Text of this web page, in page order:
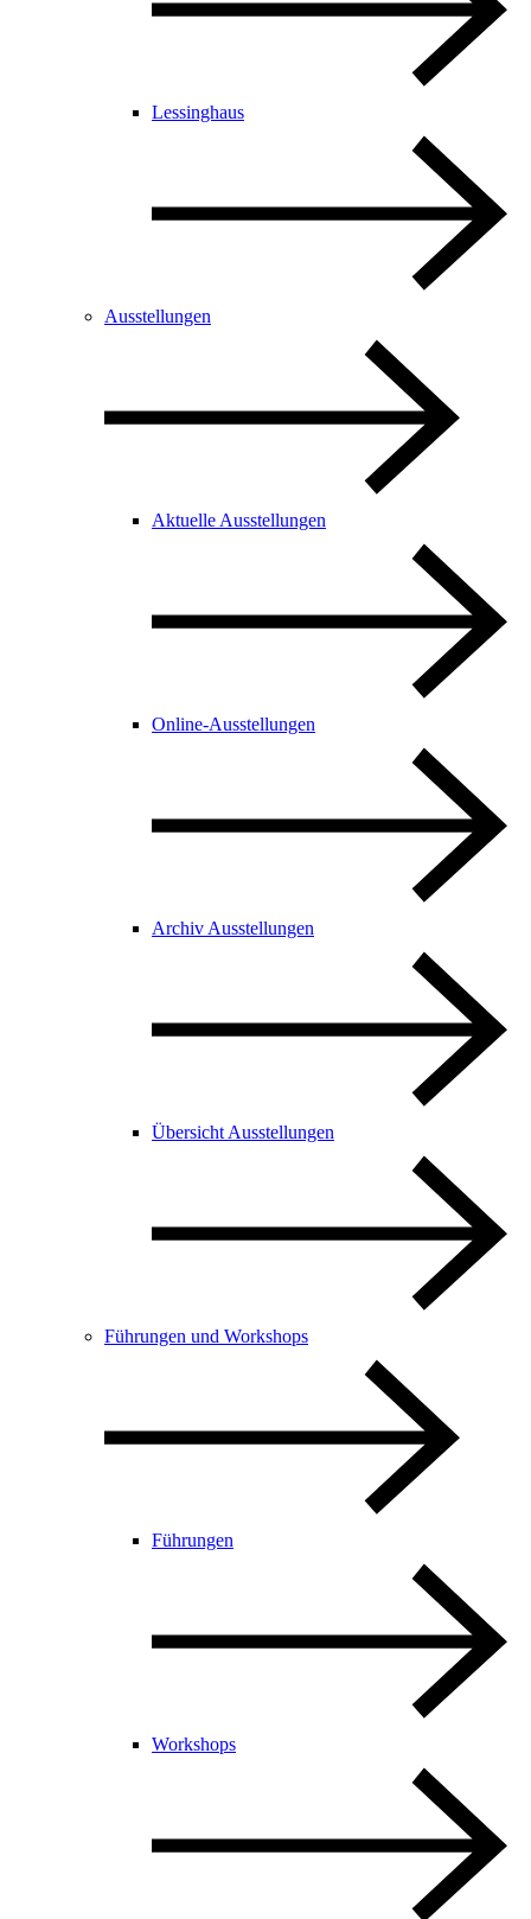
Lessinghaus
Ausstellungen
Aktuelle Ausstellungen
Online-Ausstellungen
Archiv Ausstellungen
Übersicht Ausstellungen
Führungen und Workshops
Führungen
Workshops